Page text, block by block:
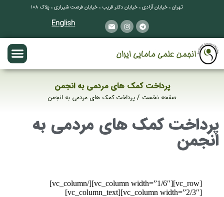
تهران ، خیابان آزادی ، خیابان دکتر قریب ، خیابان فرصت شیرازی ، پلاک ۱۰۸
English
پرداخت کمک های مردمی به انجمن
صفحه نخست پرداخت کمک های مردمی به انجمن
پرداخت کمک های مردمی به
انجمن
[vc_row][vc_column width=”1/6″][/vc_column]
[vc_column width=”2/3″][vc_column_text]